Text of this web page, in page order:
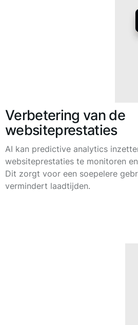
Verbetering van de
websiteprestaties
AI kan predictive analytics
websiteprestaties te monitoren
Dit zorgt voor een soepelere
vermindert laadtijden.